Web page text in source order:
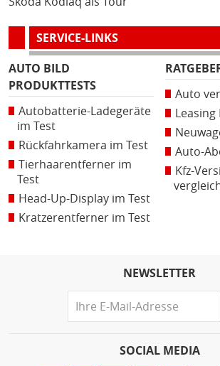
SERVICE-LINKS
AUTO BILD
PRODUKTTESTS
Autobatterie-Ladegeräte
im Test
Rückfahrkamera im Test
Tierhaarentferner im
Test
Head-Up-Display im Test
Kratzerentferner im Test
Auto
Leasing
Auto-
Kfz-
NEWSLETTER
SOCIAL MEDIA